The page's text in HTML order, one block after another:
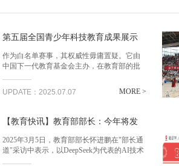
第五届全国青少年科技教育成果展示
作为白名单赛事，其权威性毋庸置疑。它由
中国下一代教育基金会主办，在教育部的批
求。对于学生而言，参与该大赛并获奖意义
重大。在当前的教育环境下，青科赛的奖项
UPDATE：2025.07.07 MORE >
【教育快讯】教育部部长：今年将发
2025年3月5日，教育部部长怀进鹏在"部长通
道"采访中表示，以DeepSeek为代表的AI技术